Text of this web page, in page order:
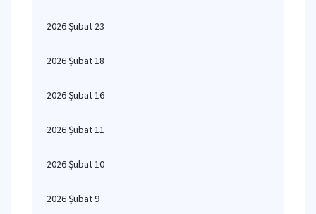
2026 Şubat 23
2026 Şubat 18
2026 Şubat 16
2026 Şubat 11
2026 Şubat 10
2026 Şubat 9